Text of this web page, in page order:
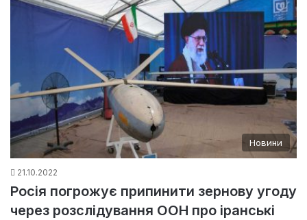
Новини
21.10.2022
Росія погрожує припинити зернову угоду
через розслідування ООН про іранські